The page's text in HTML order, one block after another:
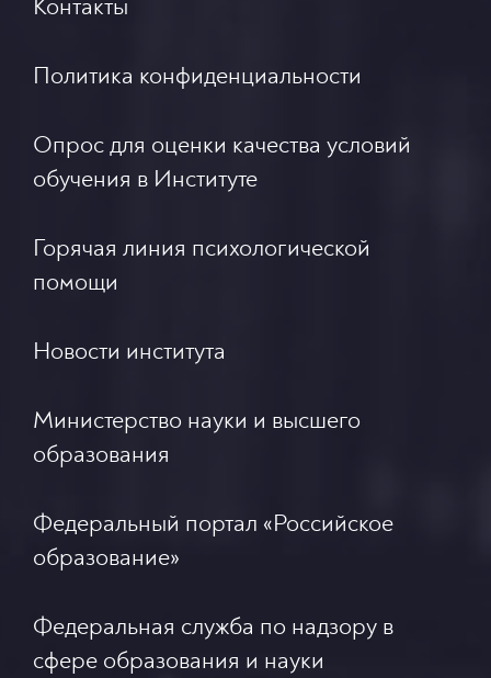
Контакты
Политика конфиденциальности
Опрос для оценки качества условий
обучения в Институте
Горячая линия психологической
помощи
Новости института
Министерство науки и высшего
образования
Федеральный портал «Российское
образование»
Федеральная служба по надзору в
сфере образования и науки